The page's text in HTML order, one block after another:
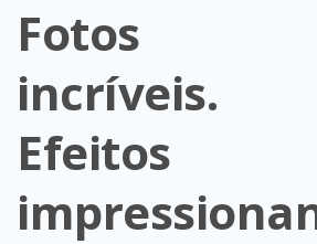
Fotos
incríveis.
Efeitos